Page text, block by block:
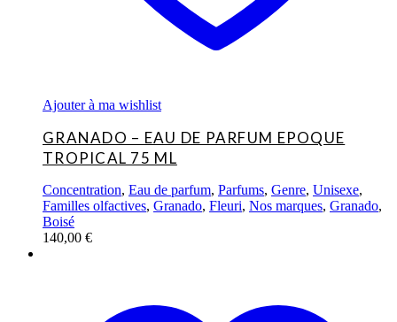
Ajouter à ma wishlist
GRANADO – EAU DE PARFUM EPOQUE
TROPICAL 75 ML
Concentration, Eau de parfum, Parfums, Genre, Unisexe,
Familles olfactives, Granado, Fleuri, Nos marques, Granado,
Boisé
140,00 €